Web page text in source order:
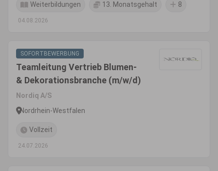
Weiterbildungen 13. Monatsgehalt 8
04.08.2026
SOFORTBEWERBUNG
Teamleitung Vertrieb Blumen-
& Dekorationsbranche (m/w/d)
Nordiq A/S
Nordrhein-Westfalen
Vollzeit
24.07.2026